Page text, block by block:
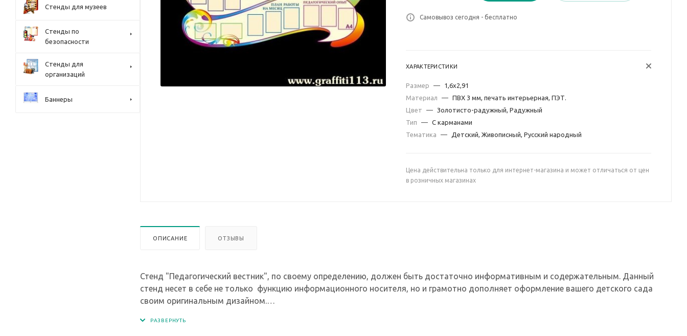
Самовывоз сегодня - бесплатно
ХАРАКТЕРИСТИКИ
Размер —
1,6х2,91
Материал
— ПВХ 3 мм, печать интерьерная, ПЭТ.
Цвет
— Золотисто-радужный, Радужный
Тип
— С карманами
Тематика
— Детский, Живописный, Русский народный
Цена действительна только для интернет-магазина и может отличаться от цен
в розничных магазинах
ОПИСАНИЕ ОТЗЫВЫ
Стенд "Педагогический вестник", по своему определению, должен быть достаточно информативным и содержательным. Данный
стенд несет в себе не только функцию информационного носителя, но и грамотно дополняет оформление вашего детского сада
своим оригинальным дизайном.
Стенды для музеев
Стенды по
безопасности
Стенды для
организаций
Баннеры